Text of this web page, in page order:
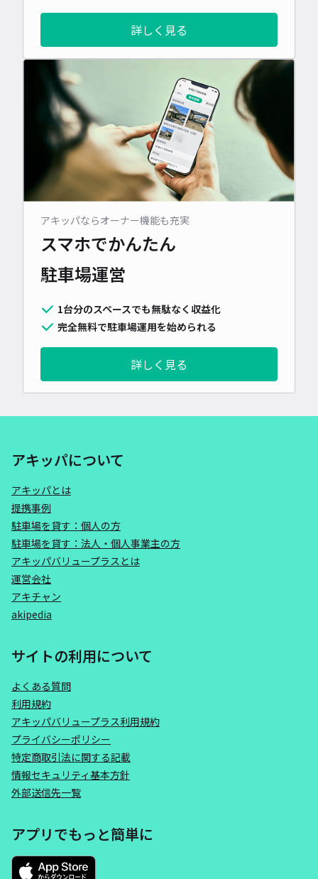
詳しく見る
アキッパならオーナー機能も充実
スマホでかんたん
駐車場運営
1台分のスペースでも無駄なく収益化
完全無料で駐車場運用を始められる
詳しく見る
アキッパについて
アキッパとは
提携事例
駐車場を貸す：個人の方
駐車場を貸す：法人・個人事業主の方
アキッパバリュープラスとは
運営会社
アキチャン
akipedia
サイトの利用について
よくある質問
利用規約
アキッパバリュープラス利用規約
プライバシーポリシー
特定商取引法に関する記載
情報セキュリティ基本方針
外部送信先一覧
アプリでもっと簡単に